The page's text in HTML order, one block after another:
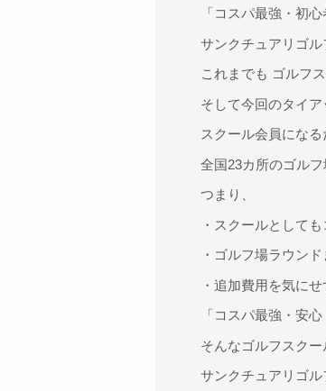
「コスパ最強・初
サンクチュアリゴル
これまでも ゴルフ
そして今回のタイア
スクール会員になる
全国23カ所のゴル
つまり、
・スクールとして
・ゴルフ場ラウン
・追加費用を気に
「コスパ最強・安
そんなゴルフスクー
サンクチュアリゴル